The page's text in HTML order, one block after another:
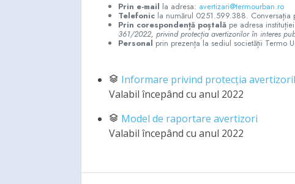
Prin e-mail la adresa: avertizari@termourban.ro
Telefonic la numărul 0251.599.388. Conversația
Prin corespondență poștală pe adresa
361/2022, privind protecția avertizorilor în interes
Personal prin prezența la sediul societății Termo
Informare privind protecția
Valabil începând cu anul 2022
Model de raportare avertizori
Valabil începând cu anul 2022